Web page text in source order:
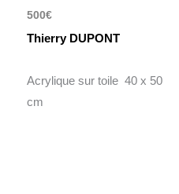
500€
Thierry DUPONT
Acrylique sur toile 40 x 50
cm